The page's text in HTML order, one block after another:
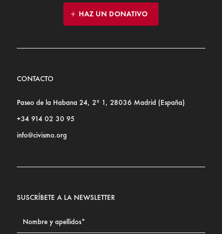
HAZ UN DONATIVO
CONTACTO
Paseo de la Habana 24, 2º 1, 28036 Madrid (España)
+34 914 02 30 95
info@civismo.org
SUSCRÍBETE A LA NEWSLETTER